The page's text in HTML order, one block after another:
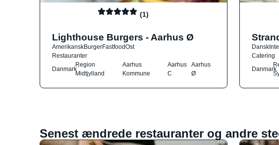
(1)
Lighthouse Burgers - Aarhus Ø
AmerikanskBurgerFastfoodOst
Restauranter
Danmark
Region
Midtjylland
Aarhus
Kommune
Aarhus
C
Aarhus
Ø
Dansk
Catering
Danmark
Senest ændrede restauranter og andre